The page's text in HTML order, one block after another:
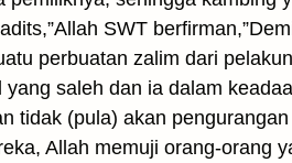
SWT
perbuatan zalim dari
saleh dan ia dalam
tidak (pula) akan
Allah memuji orang-orang